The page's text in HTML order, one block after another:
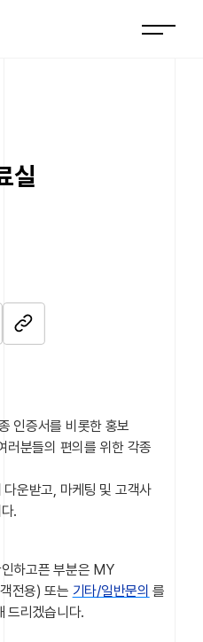
실
인증서를 비롯한 홍보
러분들의 편의를 위한 각종
운받고, 마케팅 및 고객사
.
하고픈 부분은 MY
전용) 또는 기타/일반문의 를
드리겠습니다.